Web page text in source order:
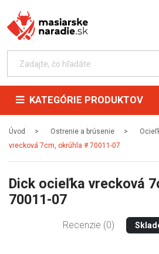
KATEGÓRIE PRODUKTOV
Úvod Ostrenie a brúsenie
vrecková 7cm, okrúhla # 70011-07
Dick ocieľka vrecková
70011-07
Recenzie (0)